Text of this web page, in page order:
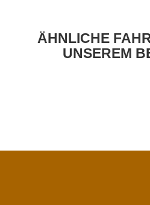
ÄHNLICHE
UNSEREM